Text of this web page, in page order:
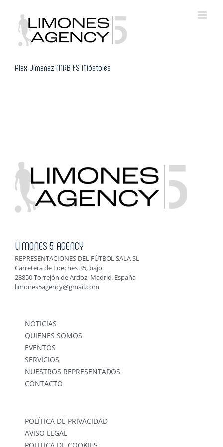
content
Alex Jimenez MRB FS Móstoles
LIMONES 5 AGENCY
REPRESENTACIONES DEL FÚTBOL SALA SL
Carretera de Loeches 35, bajo
28850 Torrejón de Ardoz, Madrid. España
limones5agency@gmail.com
NOTICIAS
QUIENES SOMOS
EVENTOS
SERVICIOS
NUESTROS REPRESENTADOS
CONTACTO
POLÍTICA DE PRIVACIDAD
AVISO LEGAL
POLITICA DE COOKIES